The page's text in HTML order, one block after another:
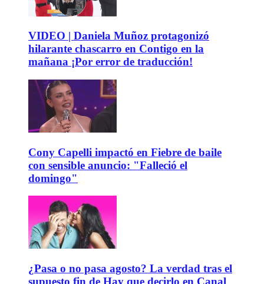
VIDEO | Daniela Muñoz protagonizó
hilarante chascarro en Contigo en la
mañana ¡Por error de traducción!
Cony Capelli impactó en Fiebre de baile
con sensible anuncio: "Falleció el
domingo"
¿Pasa o no pasa agosto? La verdad tras el
supuesto fin de Hay que decirlo en Canal